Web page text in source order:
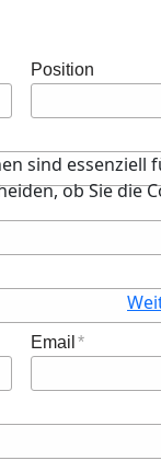
Position
Email
sind
ob Sie